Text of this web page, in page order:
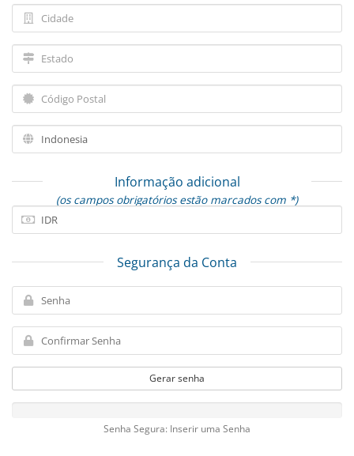
Informação adicional
(os campos obrigatórios estão marcados com *)
Segurança da Conta
Gerar senha
Senha Segura: Inserir uma Senha